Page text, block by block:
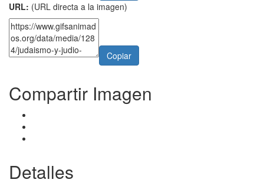
URL: (URL directa a la imagen)
Copiar
Compartir Imagen
Detalles